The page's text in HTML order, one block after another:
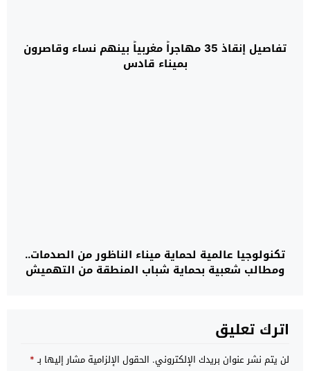
تفاصيل إنقاذ 35 مهاجراً مغربياً بينهم نساء وقاصرون
بميناء قادس
تكنولوجيا عالمية لحماية ميناء الناظور من الصدمات..
ومطالب شعبية بحماية شباب المنطقة من التهميش
اترك تعليق
لن يتم نشر عنوان بريدك الإلكتروني. الحقول الإلزامية مشار إليها بـ*